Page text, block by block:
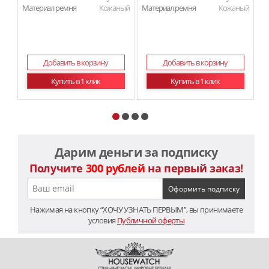
Материал ремня
Кожаный
Добавить в корзину
Купить в 1 клик
Материал ремня
Кожаный
Добавить в корзину
Купить в 1 клик
Дарим деньги за подписку
Получите 300 рублей на первый заказ!
Нажимая на кнопку “ХОЧУ УЗНАТЬ ПЕРВЫМ”, вы принимаете
условия Публичной оферты